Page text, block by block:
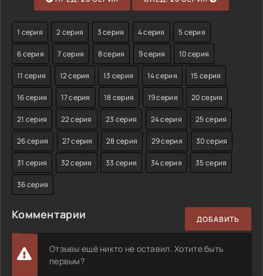
1 серия 2 серия 3 серия 4 серия 5 серия
6 серия 7 серия 8 серия 9 серия 10 серия
11 серия 12 серия 13 серия 14 серия 15 серия
16 серия 17 серия 18 серия 19 серия 20 серия
21 серия 22 серия 23 серия 24 серия 25 серия
26 серия 27 серия 28 серия 29 серия 30 серия
31 серия 32 серия 33 серия 34 серия 35 серия
36 серия
Комментарии ДОБАВИТЬ
Отзывы ещё никто не оставил. Хотите быть
первым?